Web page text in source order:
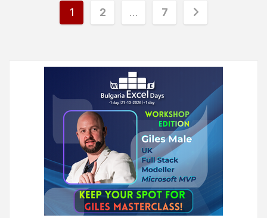
Разделяне
публикациите
страници
1 2 … 7